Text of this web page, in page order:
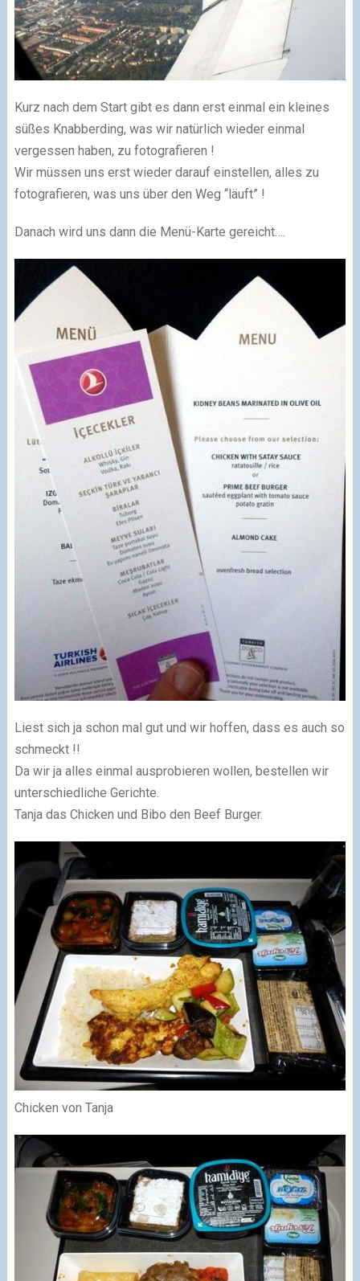
Kurz nach dem Start gibt es dann erst einmal ein kleines
süßes Knabberding, was wir natürlich wieder einmal
vergessen haben, zu fotografieren !
Wir müssen uns erst wieder darauf einstellen, alles zu
fotografieren, was uns über den Weg “läuft” !
Danach wird uns dann die Menü-Karte gereicht….
Liest sich ja schon mal gut und wir hoffen, dass es auch so
schmeckt !!
Da wir ja alles einmal ausprobieren wollen, bestellen wir
unterschiedliche Gerichte.
Tanja das Chicken und Bibo den Beef Burger.
Chicken von Tanja